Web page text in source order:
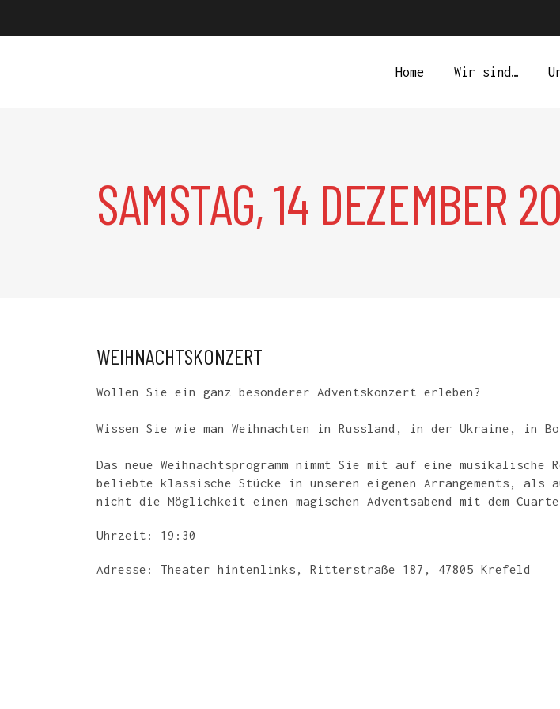
Home Wir sind…
SAMSTAG, 14 DEZEMBER
WEIHNACHTSKONZERT
Wollen Sie ein ganz besonderer Adventskonzert erleben?
Wissen Sie wie man Weihnachten in Russland, in der Ukraine, in
Das neue Weihnachtsprogramm nimmt Sie mit auf eine
beliebte klassische Stücke in unseren eigenen Arrangements, als
nicht die Möglichkeit einen magischen Adventsabend mit dem
Uhrzeit: 19:30
Adresse: Theater hintenlinks, Ritterstraße 187, 47805 Krefeld